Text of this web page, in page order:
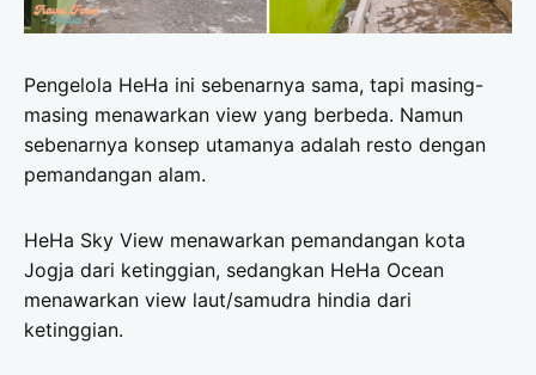
Pengelola HeHa ini sebenarnya sama, tapi masing-
masing menawarkan view yang berbeda. Namun
sebenarnya konsep utamanya adalah resto dengan
pemandangan alam.
HeHa Sky View menawarkan pemandangan kota
Jogja dari ketinggian, sedangkan HeHa Ocean
menawarkan view laut/samudra hindia dari
ketinggian.